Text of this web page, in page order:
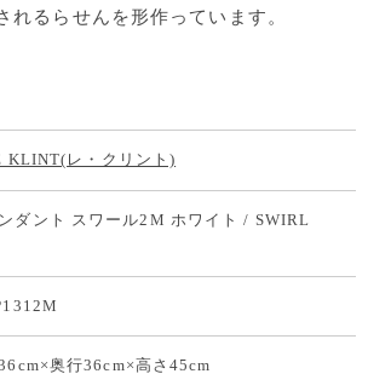
れるらせんを形作っています。
KLINT(レ・クリント)
ダント スワール2M ホワイト / SWIRL
奥行36cm×高さ45cm